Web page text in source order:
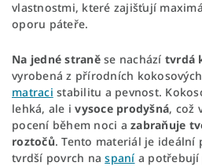
vlastnostmi, které zajišťují
oporu páteře.
Na jedné straněse nachází tvrdá
vyrobená z přírodních
matraci stabilitu a pevnost.
lehká, ale ivysoce prodyšná, což
pocení během noci a zabraňuje
roztočů. Tento materiál je
tvrdší povrch naspaní a potřebují